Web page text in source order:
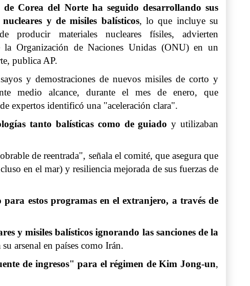
de Corea del Norteha seguido desarrollando sus
y de misiles balísticos, lo que incluye su
producir materiales nucleares físiles, advierten
la Organización de Naciones Unidas (ONU) en un
publica AP.
y demostraciones de nuevos misiles de corto y
medio alcance, durante el mes de enero, que
expertos identificó una "aceleración clara".
tanto balísticas como de guiado y utilizaban
de reentrada", señala el comité, que asegura que
en el mar) y resiliencia mejorada de sus fuerzas de
estos programas en el extranjero, a través de
y misiles balísticos ignorando las sanciones de la
arsenal en países como Irán.
de ingresos" para el régimen deKim Jong-un,